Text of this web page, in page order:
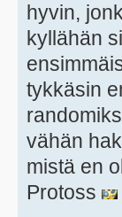
hyvin,
kyllähän
tykkäsin
vähän
mistä en
Protoss